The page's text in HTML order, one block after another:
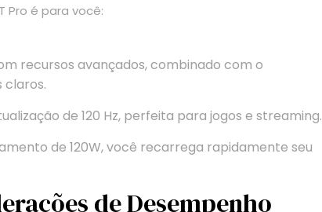
Pro é para você:
recursos avançados, combinado com o
claros.
de 120 Hz, perfeita para jogos e streaming.
de 120W, você recarrega rapidamente seu
de Desempenho